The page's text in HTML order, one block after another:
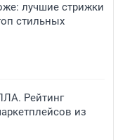
лучшие стрижки
стильных
Рейтинг
из